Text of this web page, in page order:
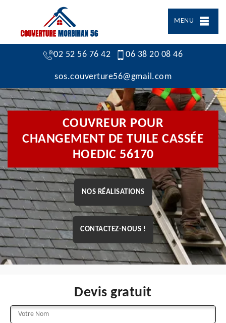
MENU
02 52 56 76 42 06 38 20 08 46
sos.couverture56@gmail.com
COUVREUR POUR
CHANGEMENT DE TUILE CASSÉE
HOEDIC 56170
NOS RÉALISATIONS
CONTACTEZ-NOUS !
Devis gratuit